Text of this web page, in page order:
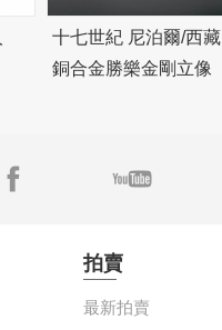
十七世紀 尼泊爾/西藏
銅合金勝樂金剛立像
拍賣
最新拍賣